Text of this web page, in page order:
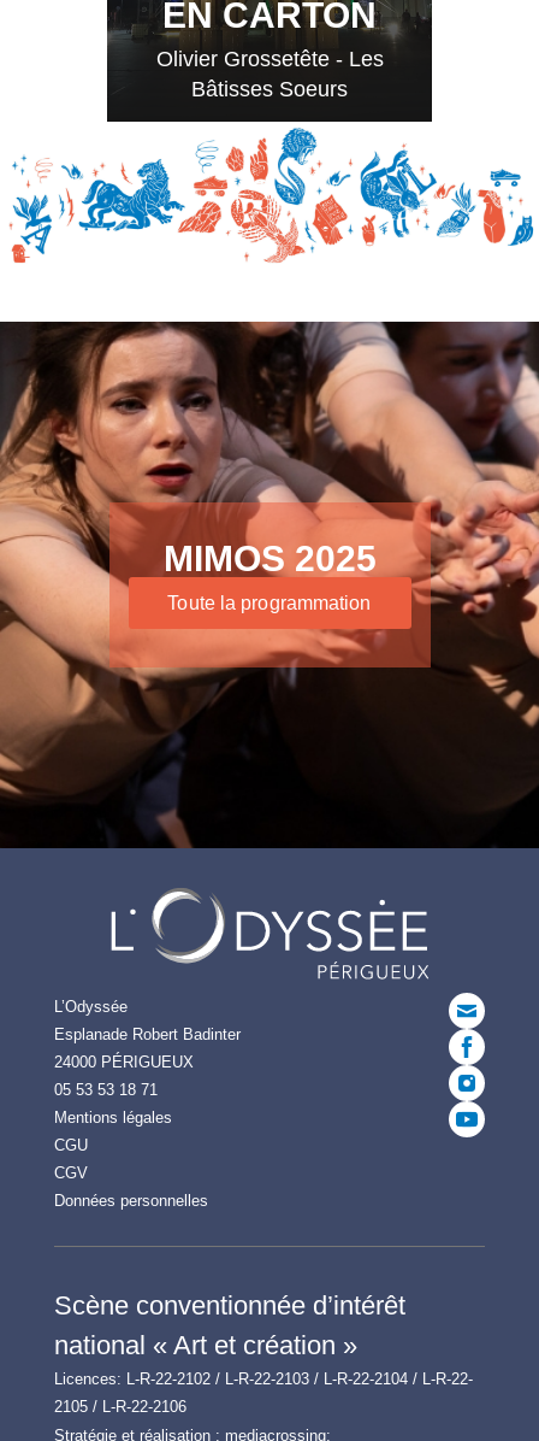
EN CARTON
Olivier Grossetête - Les
Bâtisses Soeurs
MIMOS 2025
Toute la programmation
L’Odyssée
Esplanade Robert Badinter
24000 PÉRIGUEUX
05 53 53 18 71
Mentions légales
CGU
CGV
Données personnelles
Scène conventionnée d’intérêt
national « Art et création »
Licences: L-R-22-2102 / L-R-22-2103 / L-R-22-2104 / L-R-22-
2105 / L-R-22-2106
Stratégie et réalisation : mediacrossing: